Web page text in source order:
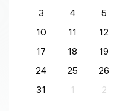
3
4 5
10
11 12
17
18 19
24
25 26
31
1 2